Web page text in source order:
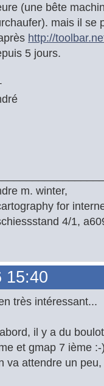
(une bête
mais il se
http://
5 jours.
m. winter,
for
4/1,
15:40
très intéressant...
il y a du
et gmap 7 ième
va attendre un